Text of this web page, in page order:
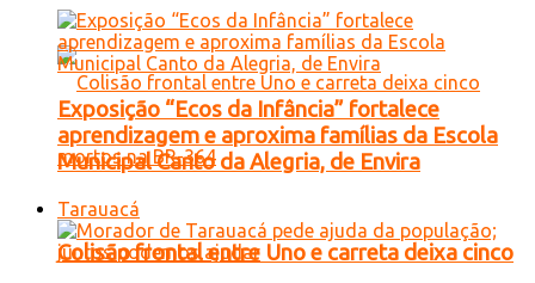
Colisão frontal entre Uno e carreta deixa cinco
Exposição “Ecos da Infância” fortalece
aprendizagem e aproxima famílias da Escola
Municipal Canto da Alegria, de Envira
Tarauacá